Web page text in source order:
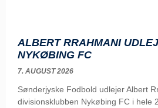
ALBERT RRAHMANI
NYKØBING FC
7. AUGUST 2026
Sønderjyske Fodbold udlejer Albert
divisionsklubben Nykøbing FC i hele